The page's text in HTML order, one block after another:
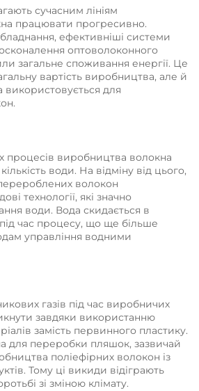
сучасним лініям
працювати прогресивно.
ефективніші системи
оптоволоконного
загальне споживання енергії. Це
вартість виробництва, але й
використовується для
процесів виробництва волокна
води. На відміну від цього,
волокон
технології, які значно
води. Вода скидається в
під час процесу, що ще більше
управління водними
газів під час виробничих
завдяки використанню
замість первинного пластику.
для переробки пляшок, зазвичай
поліефірних волокон із
Тому ці викиди відіграють
зі зміною клімату.